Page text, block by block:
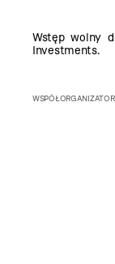
Wstęp wolny
Investments.